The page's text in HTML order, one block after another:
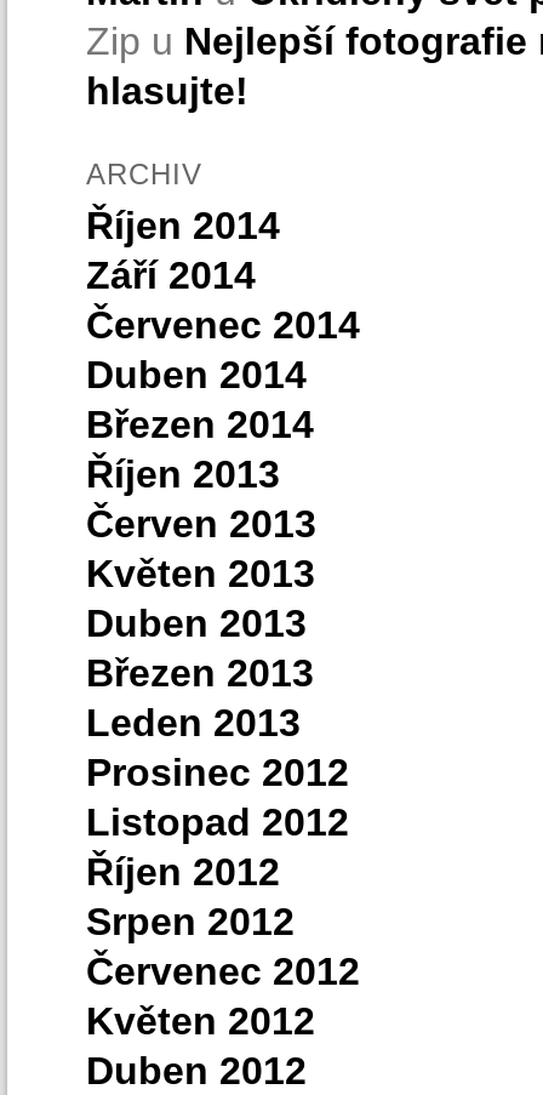
Zip u Nejlepší fotografie
hlasujte!
ARCHIV
Říjen 2014
Září 2014
Červenec 2014
Duben 2014
Březen 2014
Říjen 2013
Červen 2013
Květen 2013
Duben 2013
Březen 2013
Leden 2013
Prosinec 2012
Listopad 2012
Říjen 2012
Srpen 2012
Červenec 2012
Květen 2012
Duben 2012